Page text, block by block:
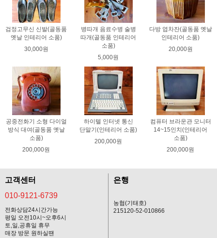
검정고무신 신발(골동품
옛날 인테리어 소품)
30,000원
병따개 음료수병 술병
따개(골동품 인테리어
소품)
5,000원
다방 엽차잔(골동품 옛날
인테리어 소품)
20,000원
공중전화기 소형 다이얼
방식 대여(골동품 옛날
소품)
200,000원
하이텔 인터넷 통신
단말기(인테리어 소품)
200,000원
컴퓨터 브라운관 모니터
14~15인치(인테리어
소품)
200,000원
고객센터
010-9121-6739
전화상담24시간가능
평일 오전10시~오후6시
토,일,공휴일 휴무
매장 방문 원하실땐
은행
농협(기태호)
215120-52-010866